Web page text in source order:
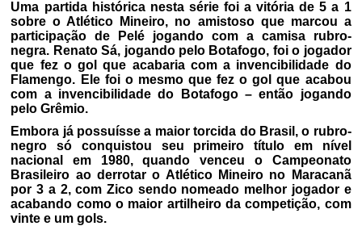
Uma partida histórica nesta série foi a vitória de 5 a 1
sobre o Atlético Mineiro, no amistoso que marcou a
participação de Pelé jogando com a camisa rubro-
negra. Renato Sá, jogando pelo Botafogo, foi o jogador
que fez o gol que acabaria com a invencibilidade do
Flamengo. Ele foi o mesmo que fez o gol que acabou
com a invencibilidade do Botafogo – então jogando
pelo Grêmio.
Embora já possuísse a maior torcida do Brasil, o rubro-
negro só conquistou seu primeiro título em nível
nacional em 1980, quando venceu o Campeonato
Brasileiro ao derrotar o Atlético Mineiro no Maracanã
por 3 a 2, com Zico sendo nomeado melhor jogador e
acabando como o maior artilheiro da competição, com
vinte e um gols.